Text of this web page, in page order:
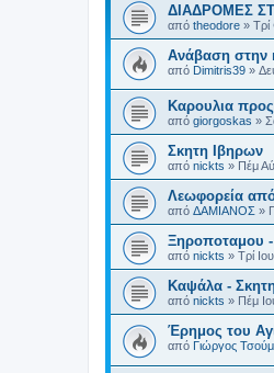
ΔΙΑΔΡΟΜΕΣ
από theodore »
Ανάβαση στην
από Dimitris39 »
Καρουλια
από giorgoskas »
Σκητη Ιβηρων
από nickts » Πέμ
Λεωφορεία
από ΔΑΜΙΑΝΟΣ »
Ξηροποταμου
από nickts » Τρί
Καψάλα -
από nickts » Πέμ
Έρημος του
από Γιώργος